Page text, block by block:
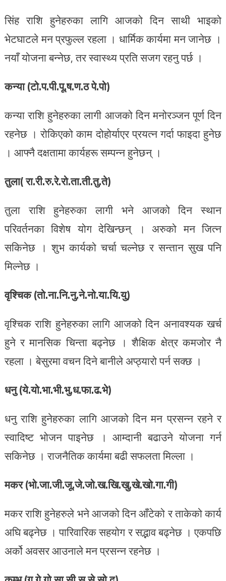
सिंह राशि हुनेहरुका लागि आजको दिन साथी भाइको
भेटघाटले मन प्रफुल्ल रहला । धार्मिक कार्यमा मन जानेछ ।
नयाँ योजना बन्नेछ, तर स्वास्थ्य प्रति सजग रहनु पर्छ ।
कन्या (टो.प.पी.पू.ष.ण.ठ पे.पो)
कन्या राशि हुनेहरुका लागी आजको दिन मनोरञ्जन पूर्ण दिन
रहनेछ । रोकिएको काम दोहोर्याएर प्रयत्न गर्दा फाइदा हुनेछ
। आफ्नै दक्षतामा कार्यहरू सम्पन्न हुनेछन् ।
तुला( रा.री.रु.रे.रो.ता.ती.तु.ते)
तुला राशि हुनेहरुका लागी भने आजको दिन स्थान
परिवर्तनका विशेष योग देखिन्छन् । अरुको मन जित्न
सकिनेछ । शुभ कार्यको चर्चा चल्नेछ र सन्तान सुख पनि
मिल्नेछ ।
वृश्चिक (तो.ना.नि.नु.ने.नो.या.यि.यु)
वृश्चिक राशि हुनेहरुका लागि आजको दिन अनावश्यक खर्च
हुने र मानसिक चिन्ता बढ्नेछ । शैक्षिक क्षेत्र कमजोर नै
रहला । बेसुरमा वचन दिने बानीले अप्ठ्यारो पर्न सक्छ ।
धनु (ये.यो.भा.भी.भु.ध.फा.ढ.भे)
धनु राशि हुनेहरुका लागि आजको दिन मन प्रसन्न रहने र
स्वादिष्ट भोजन पाइनेछ । आम्दानी बढाउने योजना गर्न
सकिनेछ । राजनैतिक कार्यमा बढी सफलता मिल्ला ।
मकर (भो.जा.जी.जू.जे.जो.ख.खि.खु.खे.खो.गा.गी)
मकर राशि हुनेहरुले भने आजको दिन आँटेको र ताकेको कार्य
अघि बढ्नेछ । पारिवारिक सहयोग र सद्भाव बढ्नेछ । एकपछि
अर्को अवसर आउनाले मन प्रसन्न रहनेछ ।